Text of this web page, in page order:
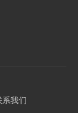
系我们